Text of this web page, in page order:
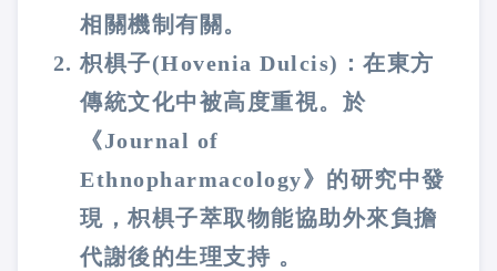
相關機制有關。
枳椇子(Hovenia Dulcis) ： 在東方
傳統文化中被高度重視。於
《Journal of
Ethnopharmacology》的研究中發
現，枳椇子萃取物能協助外來負擔
代謝後的生理支持 。